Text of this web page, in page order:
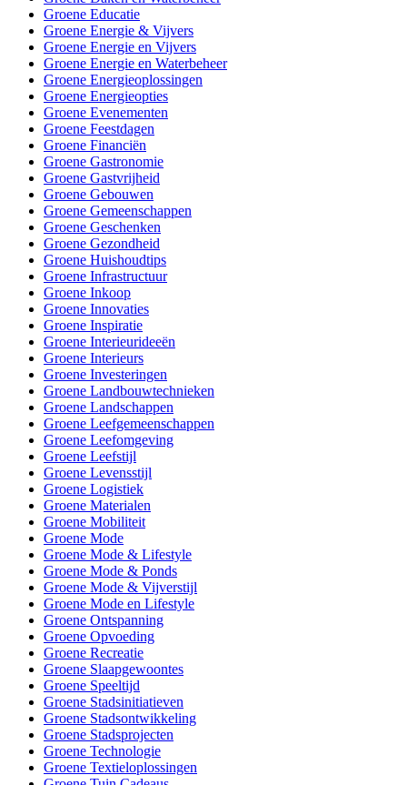
Groene Educatie
Groene Energie & Vijvers
Groene Energie en Vijvers
Groene Energie en Waterbeheer
Groene Energieoplossingen
Groene Energieopties
Groene Evenementen
Groene Feestdagen
Groene Financiën
Groene Gastronomie
Groene Gastvrijheid
Groene Gebouwen
Groene Gemeenschappen
Groene Geschenken
Groene Gezondheid
Groene Huishoudtips
Groene Infrastructuur
Groene Inkoop
Groene Innovaties
Groene Inspiratie
Groene Interieurideeën
Groene Interieurs
Groene Investeringen
Groene Landbouwtechnieken
Groene Landschappen
Groene Leefgemeenschappen
Groene Leefomgeving
Groene Leefstijl
Groene Levensstijl
Groene Logistiek
Groene Materialen
Groene Mobiliteit
Groene Mode
Groene Mode & Lifestyle
Groene Mode & Ponds
Groene Mode & Vijverstijl
Groene Mode en Lifestyle
Groene Ontspanning
Groene Opvoeding
Groene Recreatie
Groene Slaapgewoontes
Groene Speeltijd
Groene Stadsinitiatieven
Groene Stadsontwikkeling
Groene Stadsprojecten
Groene Technologie
Groene Textieloplossingen